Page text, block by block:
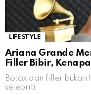
LIFESTYLE
Ariana Grande
Filler Bibir,
Botox dan filler bukan
selebriti.